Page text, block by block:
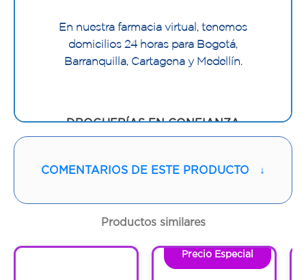
En nuestra farmacia virtual, tenemos
domicilios 24 horas para Bogotá,
Barranquilla, Cartagena y Medellín.
DROGUERÍAS EN CONFIANZA
virtual, tenemos domicilios 24 horas para
En formato crema, Rexona Clinical ofrece
la máxima protección antitranspirante de
COMENTARIOS DE ESTE PRODUCTO ↓
Productos similares
Precio Especial